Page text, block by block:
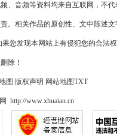
、音频等资料均来自互联网，不
。相关作品的原创性、文中陈述
您发现本网站上有侵犯您的合法
除！
图 版权声明 网站地图TXT
http://www.xhuaian.cn